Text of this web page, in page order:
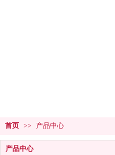
首页 >> 产品中心
产品中心